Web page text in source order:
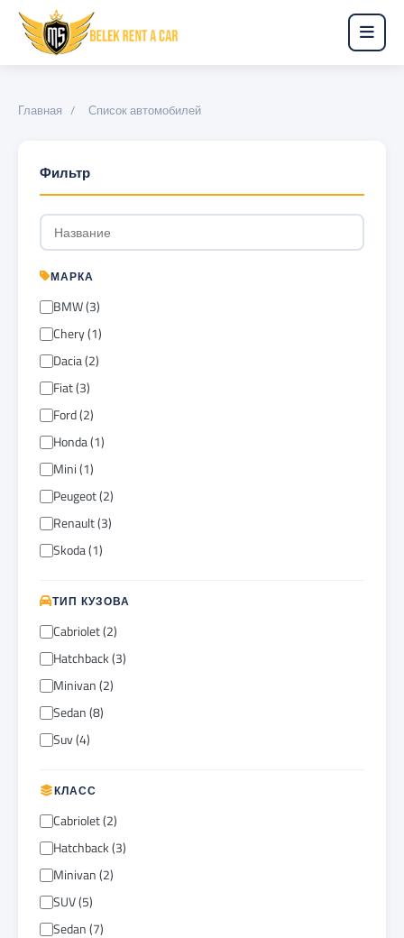
Главная / Список автомобилей
Фильтр
МАРКА
BMW (3)
Chery (1)
Dacia (2)
Fiat (3)
Ford (2)
Honda (1)
Mini (1)
Peugeot (2)
Renault (3)
Skoda (1)
ТИП КУЗОВА
Cabriolet (2)
Hatchback (3)
Minivan (2)
Sedan (8)
Suv (4)
КЛАСС
Cabriolet (2)
Hatchback (3)
Minivan (2)
SUV (5)
Sedan (7)